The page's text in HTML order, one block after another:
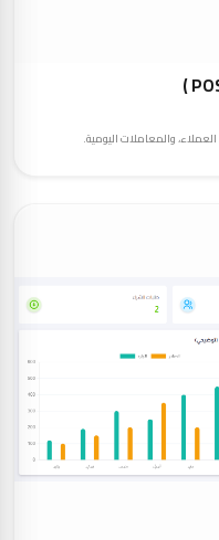
والمعاملات اليومية.